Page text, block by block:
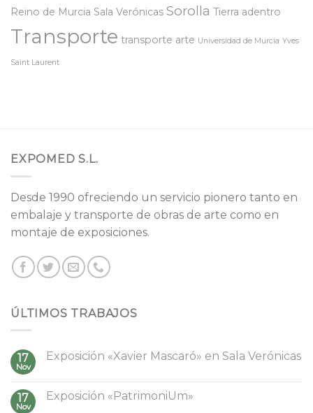
Reino de Murcia Sala Verónicas Sorolla Tierra adentro
Transporte transporte arte Universidad de Murcia Yves
Saint Laurent
EXPOMED S.L.
Desde 1990 ofreciendo un servicio pionero tanto en
embalaje y transporte de obras de arte como en
montaje de exposiciones.
ÚLTIMOS TRABAJOS
17
Nov
Exposición «Xavier Mascaró» en Sala Verónicas
17
Nov
Exposición «PatrimoniUm»